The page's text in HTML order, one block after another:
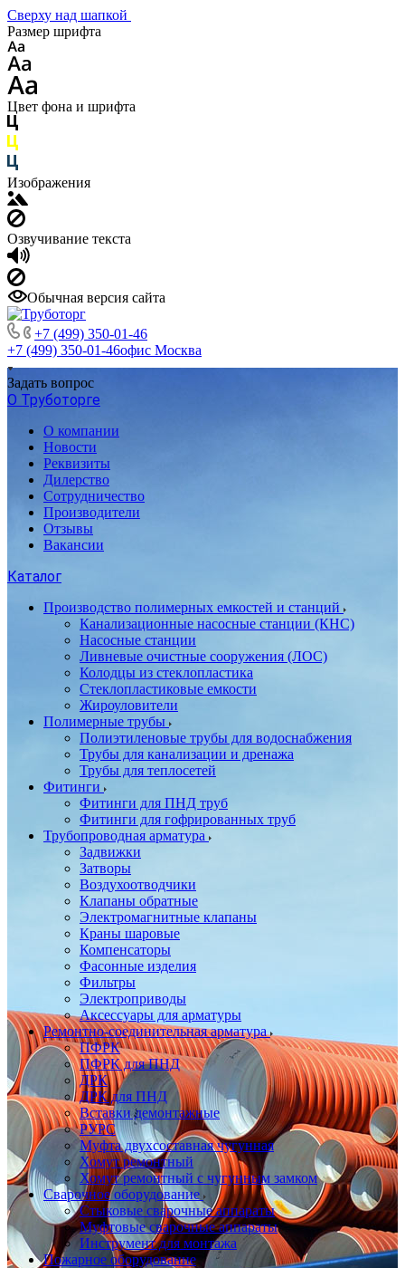
Сверху над шапкой
Размер шрифта
Цвет фона и шрифта
Изображения
Озвучивание текста
Обычная версия сайта
+7 (499) 350-01-46
+7 (499) 350-01-46офис Москва
Задать вопрос
О Труботорге
О компании
Новости
Реквизиты
Дилерство
Сотрудничество
Производители
Отзывы
Вакансии
Каталог
Производство полимерных емкостей и станций
Канализационные насосные станции (КНС)
Насосные станции
Ливневые очистные сооружения (ЛОС)
Колодцы из стеклопластика
Стеклопластиковые емкости
Жироуловители
Полимерные трубы
Полиэтиленовые трубы для водоснабжения
Трубы для канализации и дренажа
Трубы для теплосетей
Фитинги
Фитинги для ПНД труб
Фитинги для гофрированных труб
Трубопроводная арматура
Задвижки
Затворы
Воздухоотводчики
Клапаны обратные
Электромагнитные клапаны
Краны шаровые
Компенсаторы
Фасонные изделия
Фильтры
Электроприводы
Аксессуары для арматуры
Ремонтно-соединительная арматура
ПФРК
ПФРК для ПНД
ДРК
ДРК для ПНД
Вставки демонтажные
РУРС
Муфта двухсоставная чугунная
Хомут ремонтный
Хомут ремонтный с чугунным замком
Сварочное оборудование
Стыковые сварочные аппараты
Муфтовые сварочные аппараты
Инструмент для монтажа
Пожарное оборудование